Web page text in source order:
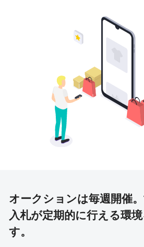
オークションは毎週開催。
入札が定期的に行える環
す。